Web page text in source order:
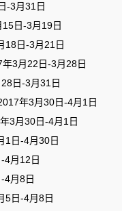
3月31日
日-3月19日
日-3月21日
3月22日-3月28日
日-3月31日
年3月30日-4月1日
月30日-4月1日
日-4月30日
月12日
月8日
日-4月8日